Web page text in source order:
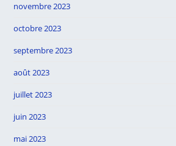
novembre 2023
octobre 2023
septembre 2023
août 2023
juillet 2023
juin 2023
mai 2023